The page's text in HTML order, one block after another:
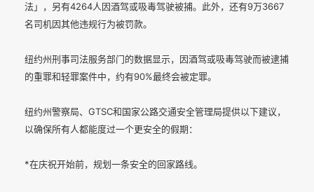
法」，另有4264人因酒驾或吸毒驾驶被捕。此外，还有9万3667
名司机因其他违规行为被罚款。
纽约州刑事司法服务部门的数据显示，因酒驾或吸毒驾驶而被逮捕
的重罪和轻罪案件中，约有90%最终会被定罪。
纽约州警察局、GTSC和国家公路交通安全管理局提供以下建议，
以确保所有人都能度过一个更安全的假期：
*在庆祝开始前，规划一条安全的回家路线。